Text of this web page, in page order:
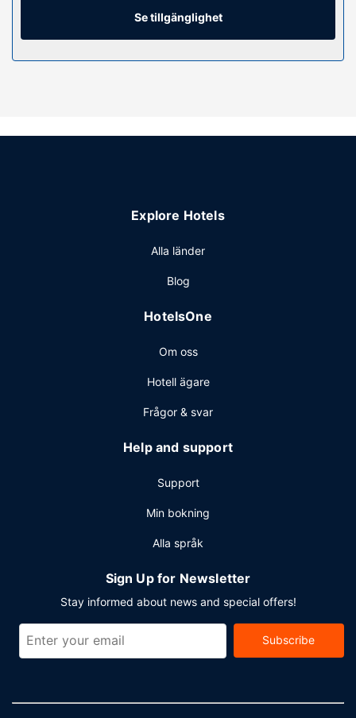
tv i allmänt utrymme.
Övriga bekvämligheter
Gäster har tillgång till bland annat business-service, gratis
du ett event i Paris? På detta hotell finns det event- och
däribland konferenscenter och mötesrum. Parkering
Se tillgänglighet
Explore Hotels
Alla länder
Blog
HotelsOne
Om oss
Hotell ägare
Frågor & svar
Help and support
Support
Min bokning
Alla språk
Sign Up for Newsletter
Stay informed about news and special offers!
Subscribe